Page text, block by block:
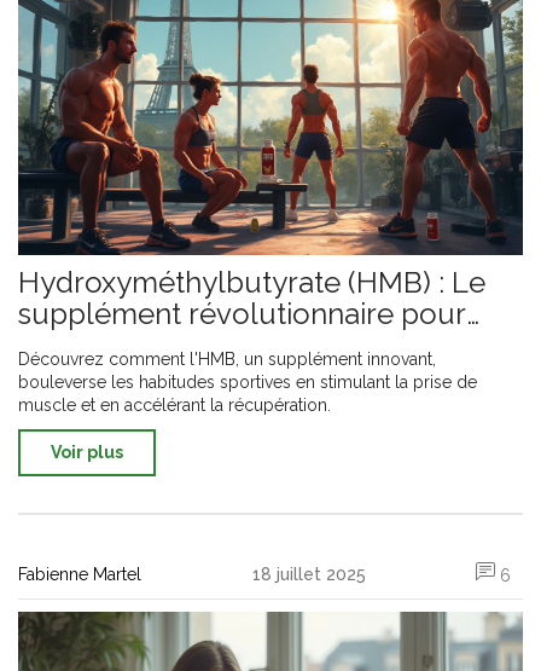
Hydroxyméthylbutyrate (HMB) : Le
supplément révolutionnaire pour
optimiser vos performances
sportives
Découvrez comment l'HMB, un supplément innovant,
bouleverse les habitudes sportives en stimulant la prise de
muscle et en accélérant la récupération.
Voir plus
Fabienne Martel 18 juillet 2025 6